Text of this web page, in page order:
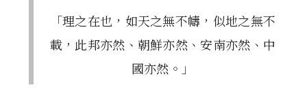
「理之在也，如天之無不幬，似地之無不
載，此邦亦然、朝鮮亦然、安南亦然、中
國亦然。」